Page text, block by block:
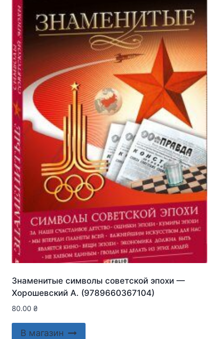
Знаменитые символы советской эпохи —
Хорошевский А. (9789660367104)
80.00 ₴
В магазин